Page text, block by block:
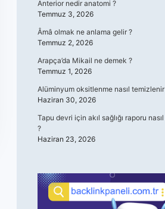
Anterior nedir anatomi ?
Temmuz 3, 2026
Âmâ olmak ne anlama gelir ?
Temmuz 2, 2026
Arapça’da Mikail ne demek ?
Temmuz 1, 2026
Alüminyum oksitlenme nasıl temizlenir
Haziran 30, 2026
Tapu devri için akıl sağlığı raporu nasıl
?
Haziran 23, 2026